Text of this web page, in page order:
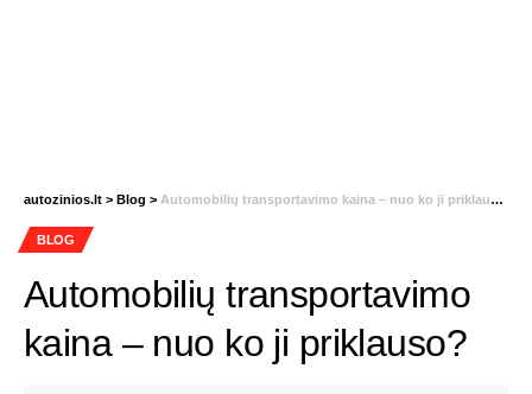
autozinios.lt > Blog > Automobilių transportavimo kaina – nuo ko ji priklauso?
BLOG
Automobilių transportavimo
kaina – nuo ko ji priklauso?